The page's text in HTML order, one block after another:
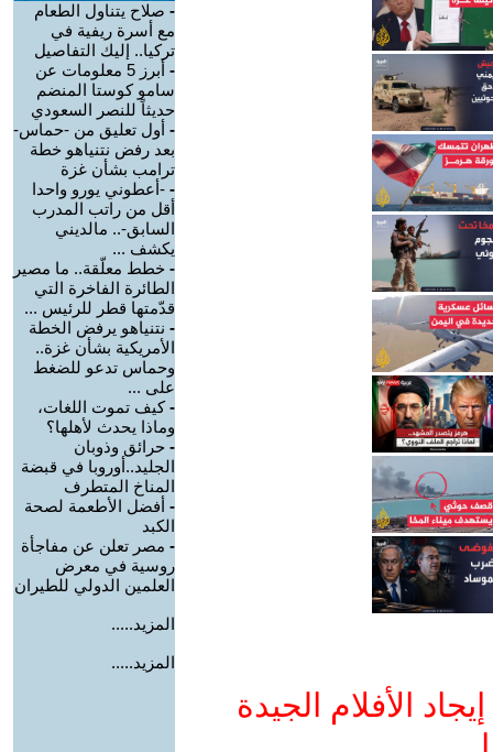
الأفلام الجيدة
- صلاح يتناول الطعام
مع أسرة ريفية في
تركيا.. إليك التفاصيل
-
أبرز 5 معلومات عن
سامو كوستا المنضم
حديثاً للنصر السعودي
- أول تعليق من -حماس-
بعد رفض نتنياهو خطة
ترامب بشأن غزة
- -أعطوني يورو واحدا
أقل من راتب المدرب
السابق-.. مالديني
يكشف ...
- خطط معلّقة.. ما مصير
الطائرة الفاخرة التي
قدّمتها قطر للرئيس ...
- نتنياهو يرفض الخطة
الأمريكية بشأن غزة..
وحماس تدعو للضغط
على ...
-كيف تموت اللغات،
وماذا يحدث لأهلها؟
- حرائق وذوبان
الجليد..أوروبا في قبضة
المناخ المتطرف
- أفضل الأطعمة لصحة
الكبد
- مصر تعلن عن مفاجأة
روسية في معرض
العلمين الدولي للطيران
المزيد.....
المزيد.....